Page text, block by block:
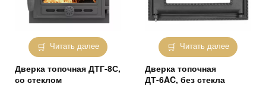
Читать далее
Дверка топочная ДТГ-8С,
со стеклом
Читать далее
Дверка топочная
ДТ-6AC, без стекла